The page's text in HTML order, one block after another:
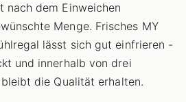
nach dem Einweichen
Menge. Frisches MY
lässt sich gut einfrieren -
und innerhalb von drei
die Qualität erhalten.